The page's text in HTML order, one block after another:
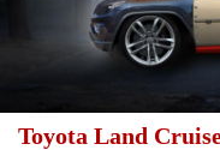
Toyota Land